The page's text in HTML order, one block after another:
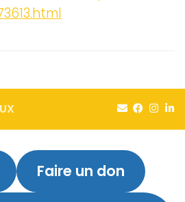
Faire un don